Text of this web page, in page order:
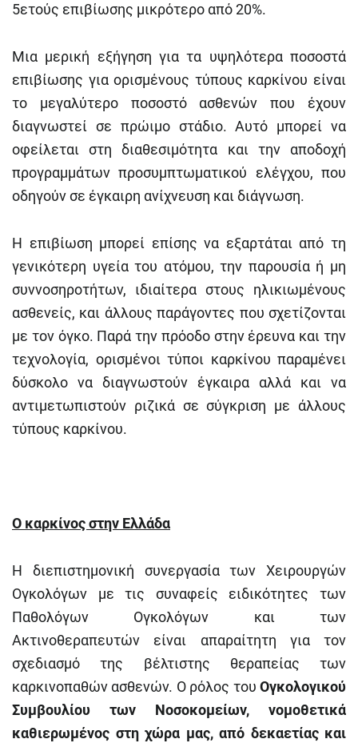
5ετούς επιβίωσης μικρότερο από 20%.
Μια μερική εξήγηση για τα υψηλότερα ποσοστά
επιβίωσης για ορισμένους τύπους καρκίνου είναι
το μεγαλύτερο ποσοστό ασθενών που έχουν
διαγνωστεί σε πρώιμο στάδιο. Αυτό μπορεί να
οφείλεται στη διαθεσιμότητα και την αποδοχή
προγραμμάτων προσυμπτωματικού ελέγχου, που
οδηγούν σε έγκαιρη ανίχνευση και διάγνωση.
Η επιβίωση μπορεί επίσης να εξαρτάται από τη
γενικότερη υγεία του ατόμου, την παρουσία ή μη
συννοσηροτήτων, ιδιαίτερα στους ηλικιωμένους
ασθενείς, και άλλους παράγοντες που σχετίζονται
με τον όγκο. Παρά την πρόοδο στην έρευνα και την
τεχνολογία, ορισμένοι τύποι καρκίνου παραμένει
δύσκολο να διαγνωστούν έγκαιρα αλλά και να
αντιμετωπιστούν ριζικά σε σύγκριση με άλλους
τύπους καρκίνου.
Ο καρκίνος στην Ελλάδα
Η διεπιστημονική συνεργασία των Χειρουργών
Ογκολόγων με τις συναφείς ειδικότητες των
Παθολόγων Ογκολόγων και των
Ακτινοθεραπευτών είναι απαραίτητη για τον
σχεδιασμό της βέλτιστης θεραπείας των
καρκινοπαθών ασθενών. Ο ρόλος του Ογκολογικού
Συμβουλίου των Νοσοκομείων, νομοθετικά
καθιερωμένος στη χώρα μας, από δεκαετίας και